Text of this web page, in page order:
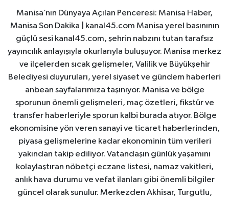
Manisa’nın Dünyaya Açılan Penceresi: Manisa Haber,
Manisa Son Dakika | kanal45.com Manisa yerel basınının
güçlü sesi kanal45.com, şehrin nabzını tutan tarafsız
yayıncılık anlayışıyla okurlarıyla buluşuyor. Manisa merkez
ve ilçelerden sıcak gelişmeler, Valilik ve Büyükşehir
Belediyesi duyuruları, yerel siyaset ve gündem haberleri
anbean sayfalarımıza taşınıyor. Manisa ve bölge
sporunun önemli gelişmeleri, maç özetleri, fikstür ve
transfer haberleriyle sporun kalbi burada atıyor. Bölge
ekonomisine yön veren sanayi ve ticaret haberlerinden,
piyasa gelişmelerine kadar ekonominin tüm verileri
yakından takip ediliyor. Vatandaşın günlük yaşamını
kolaylaştıran nöbetçi eczane listesi, namaz vakitleri,
anlık hava durumu ve vefat ilanları gibi önemli bilgiler
güncel olarak sunulur. Merkezden Akhisar, Turgutlu,